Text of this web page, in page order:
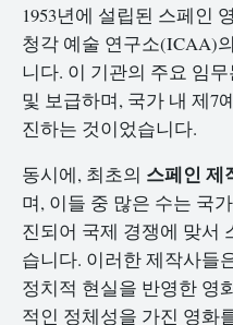
1953년에 설립된 스페인
청각 예술 연구소(ICAA)
니다. 이 기관의 주요 임
및 보급하며, 국가 내 제7
진하는 것이었습니다.
동시에, 최초의 스페인 제
며, 이들 중 많은 수는 국
진되어 국제 경쟁에 맞서
습니다. 이러한 제작사들
정치적 현실을 반영한 영
적인 정체성을 가진 영화